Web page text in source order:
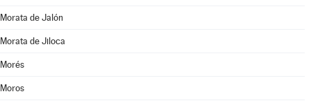
Morata de Jalón
Morata de Jiloca
Morés
Moros